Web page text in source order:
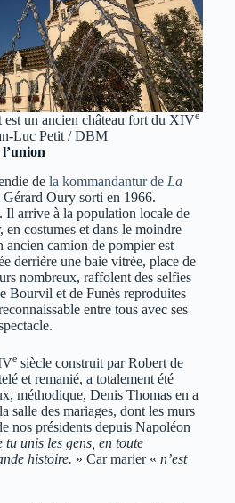
un ancien château fort du XIVe
Luc Petit / DBM
de la kommandantur de La
Oury sorti en 1966.
Il arrive à la population locale de
costumes et dans le moindre
ancien camion de pompier est
derrière une baie vitrée, place de
nombreux, raffolent des selfies
Bourvil et de Funès reproduites
entre tous avec ses
e siècle construit par Robert de
et remanié, a totalement été
méthodique, Denis Thomas en a
salle des mariages, dont les murs
nos présidents depuis Napoléon
tu unis les gens, en toute
histoire. » Car marier « n’est